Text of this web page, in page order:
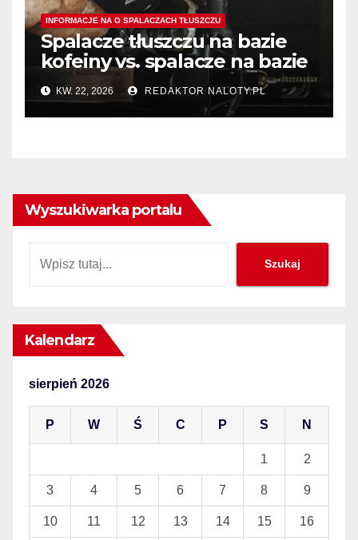
INFORMACJE NA O SPALACZACH TŁUSZCZU
Spalacze tłuszczu na bazie
kofeiny vs. spalacze na bazie
termogeników – który typ
wybrać?
KW. 22, 2026 REDAKTOR NALOTY.PL
Wyszukiwarka portalu
Szukaj Szukaj
Kalendarz
sierpień 2026
P W Ś C P S N
1 2
3 4 5 6 7 8 9
10 11 12 13 14 15 16